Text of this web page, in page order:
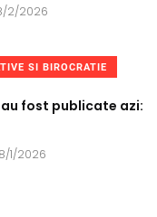
2/2026
SI BIROCRATIE
fost publicate azi:
8/1/2026